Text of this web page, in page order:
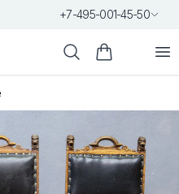
+7-495-001-45-50
ПоискКорзина